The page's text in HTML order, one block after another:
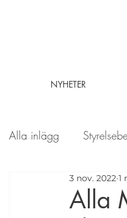
NYHETER
Alla inlägg
Kul om
Alla
3 nov. 2022 1